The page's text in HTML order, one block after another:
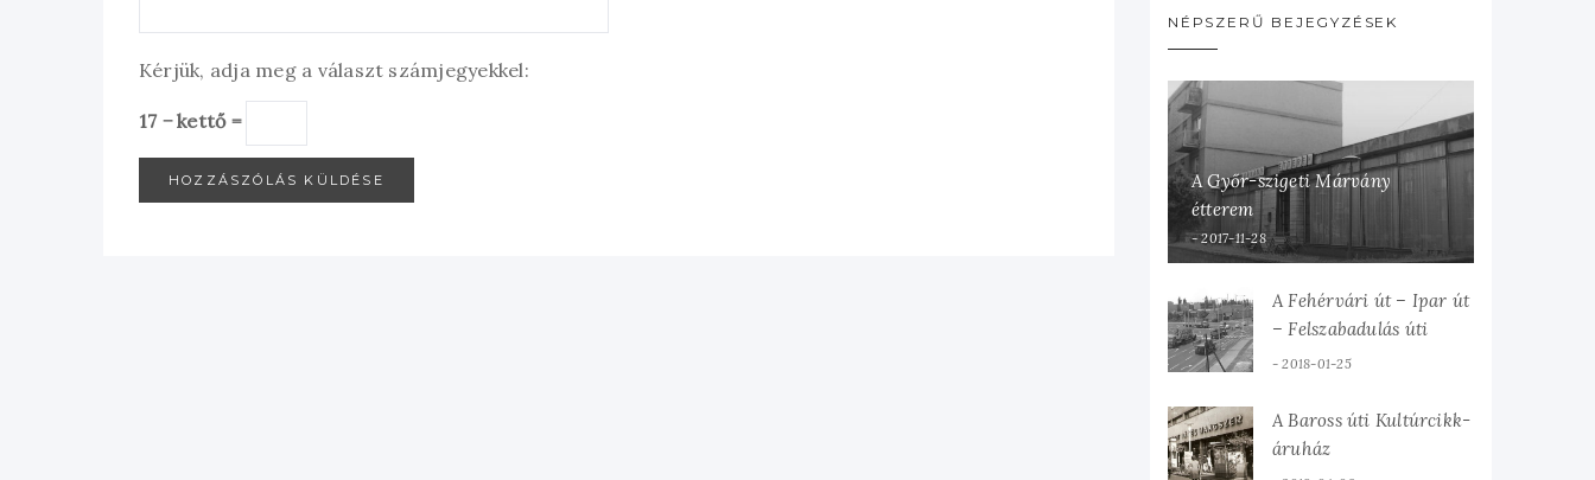
Kérjük, adja meg a választ számjegyekkel:
17 − kettő =
NÉPSZERŰ BEJEGYZÉSEK
A Győr-szigeti Márvány
étterem
2017-11-28
A Fehérvári út – Ipar út
– Felszabadulás úti
csomópont
2018-01-25
A Baross úti Kultúrcikk-
áruház